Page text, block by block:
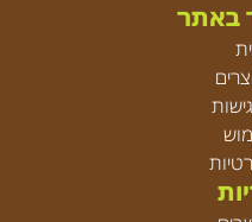
באתר